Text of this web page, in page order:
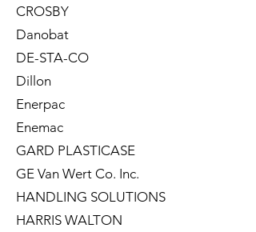
CROSBY
Danobat
DE-STA-CO
Dillon
Enerpac
Enemac
GARD PLASTICASE
GE Van Wert Co. Inc.
HANDLING SOLUTIONS
HARRIS WALTON